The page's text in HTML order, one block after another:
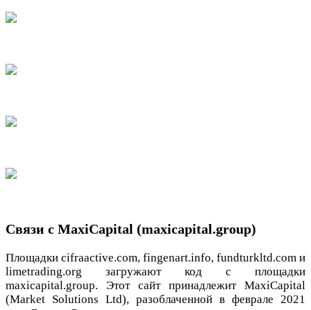
Связи с MaxiCapital (maxicapital.group)
Площадки cifraactive.com, fingenart.info, fundturkltd.com и
limetrading.org загружают код с площадки
maxicapital.group. Этот сайт принадлежит MaxiCapital
(Market Solutions Ltd), разоблаченной в феврале 2021